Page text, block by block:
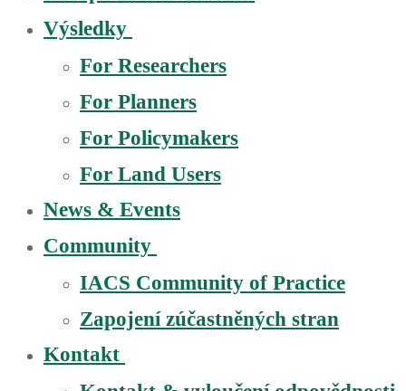
Výsledky
For Researchers
For Planners
For Policymakers
For Land Users
News & Events
Community
IACS Community of Practice
Zapojení zúčastněných stran
Kontakt